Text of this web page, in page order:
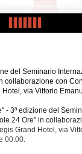
del Seminario
collaborazione con
via Vittorio
- 3ª edizione del
24 Ore" in
Grand Hotel, via
00:00.